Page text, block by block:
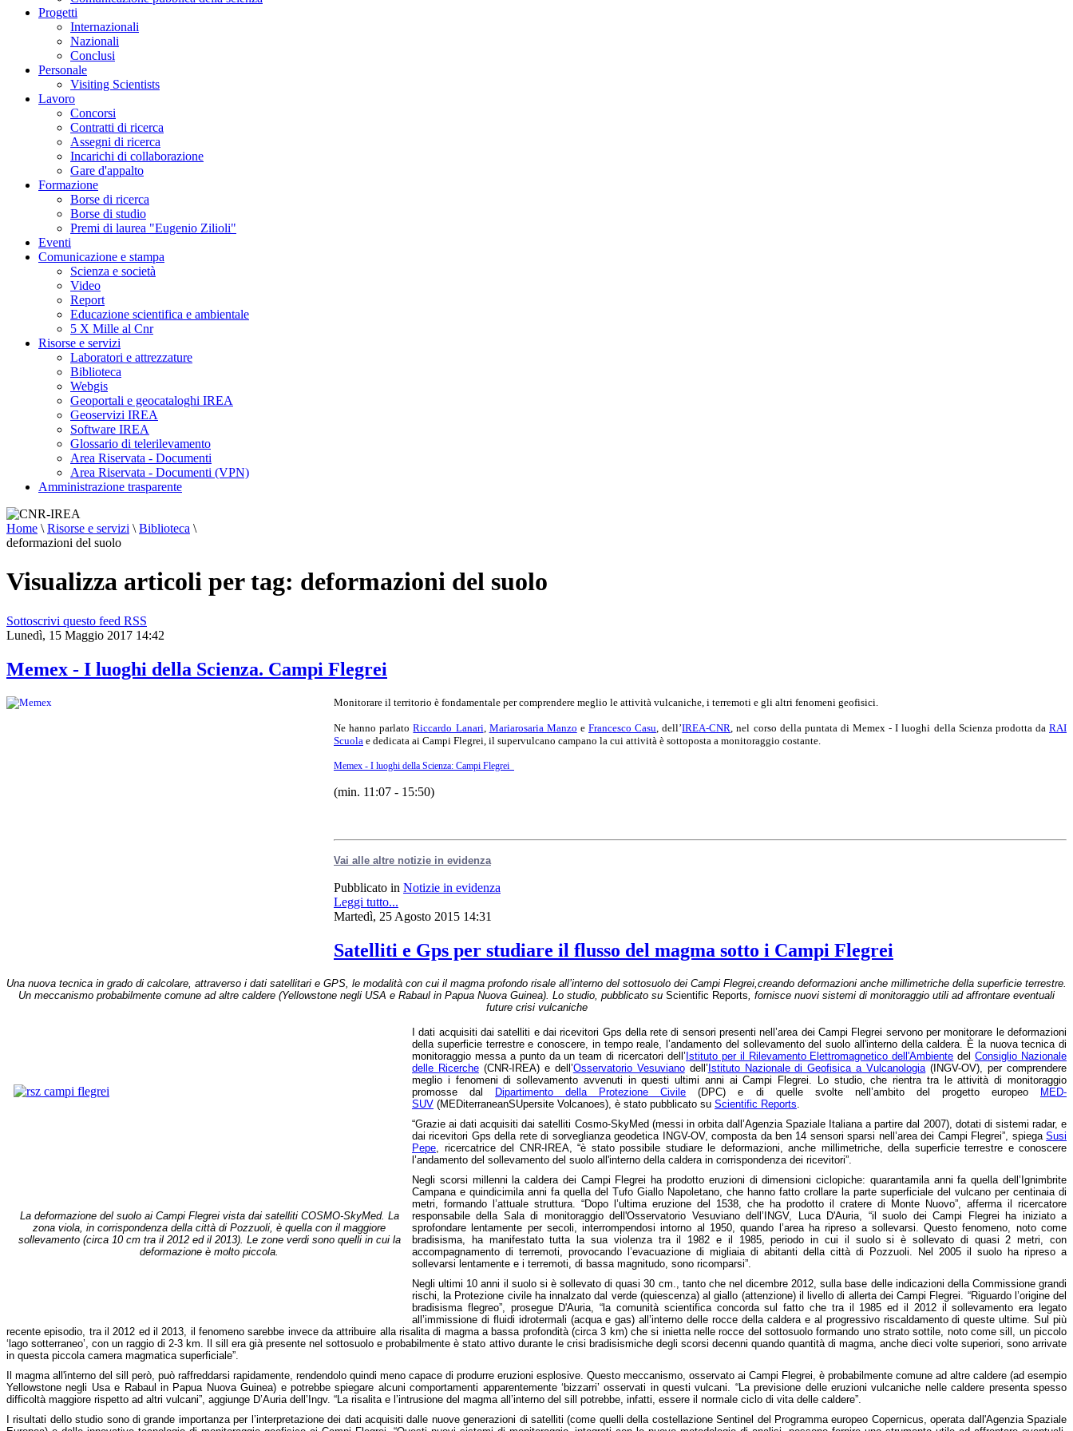
Progetti
Internazionali
Nazionali
Conclusi
Personale
Visiting Scientists
Lavoro
Concorsi
Contratti di ricerca
Assegni di ricerca
Incarichi di collaborazione
Gare d'appalto
Formazione
Borse di ricerca
Borse di studio
Premi di laurea "Eugenio Zilioli"
Eventi
Comunicazione e stampa
Scienza e società
Video
Report
Educazione scientifica e ambientale
5 X Mille al Cnr
Risorse e servizi
Laboratori e attrezzature
Biblioteca
Webgis
Geoportali e geocataloghi IREA
Geoservizi IREA
Software IREA
Glossario di telerilevamento
Area Riservata - Documenti
Area Riservata - Documenti (VPN)
Amministrazione trasparente
Home \ Risorse e servizi \ Biblioteca \
deformazioni del suolo
Visualizza articoli per tag: deformazioni del suolo
Sottoscrivi questo feed RSS
Lunedì, 15 Maggio 2017 14:42
Memex - I luoghi della Scienza. Campi Flegrei
Monitorare il territorio è fondamentale per comprendere meglio le attività vulcaniche, i terremoti e gli altri fenomeni geofisici.
Ne hanno parlatoRiccardo Lanari Mariarosaria Manzo e Francesco Casu , dell’IREA-CNR , nel corso della puntata di Memex - I luoghi della Scienza prodotta da RAI
Scuola e dedicata ai Campi Flegrei, il supervulcano campano la cui attività è sottoposta a monitoraggio costante.
Memex - I luoghi della Scienza: Campi Flegrei
(min. 11:07 - 15:50)
Vai alle altre notizie in evidenza
Pubblicato in Notizie in evidenza
Leggi tutto...
Martedì, 25 Agosto 2015 14:31
Satelliti e Gps per studiare il flusso del magma sotto i Campi Flegrei
Una nuova tecnica in grado di calcolare, attraverso i dati satellitari e GPS, le modalità con cui il magma profondo risale all’interno del sottosuolo dei Campi Flegrei,creando deformazioni anche millimetriche della superficie terrestre.
Un meccanismo probabilmente comune ad altre caldere (Yellowstone negli USA e Rabaul in Papua Nuova Guinea). Lo studio, pubblicato su Scientific Reports , fornisce nuovi sistemi di monitoraggio utili ad affrontare eventuali
future crisi vulcaniche
La deformazione del suolo ai Campi Flegrei vista dai satelliti COSMO-SkyMed. La
zona viola, in corrispondenza della città di Pozzuoli, è quella con il maggiore
sollevamento (circa 10 cm tra il 2012 ed il 2013). Le zone verdi sono quelli in cui la
deformazione è molto piccola.
I dati acquisiti dai satelliti e dai ricevitori Gps della rete di sensori presenti nell’area dei Campi Flegrei servono per monitorare le deformazioni
della superficie terrestre e conoscere, in tempo reale, l’andamento del sollevamento del suolo all'interno della caldera. È la nuova tecnica di
monitoraggio messa a punto da un team di ricercatori dell’Istituto per il Rilevamento Elettromagnetico dell'Ambiente delConsiglio Nazionale
delle Ricerche(CNR-IREA) e dell’Osservatorio Vesuvianodell’Istituto Nazionale di Geofisica a Vulcanologia (INGV-OV), per comprendere
meglio i fenomeni di sollevamento avvenuti in questi ultimi anni ai Campi Flegrei. Lo studio, che rientra tra le attività di monitoraggio
promosse dal Dipartimento della Protezione Civile (DPC) e di quelle svolte nell’ambito del progetto europeo MED-
SUV (MEDiterraneanSUpersite Volcanoes), è stato pubblicato su Scientific Reports
“Grazie ai dati acquisiti dai satelliti Cosmo-SkyMed (messi in orbita dall’Agenzia Spaziale Italiana a partire dal 2007), dotati di sistemi radar, e
dai ricevitori Gps della rete di sorveglianza geodetica INGV-OV, composta da ben 14 sensori sparsi nell’area dei Campi Flegrei”, spiega Susi
Pepe , ricercatrice del CNR-IREA, “è stato possibile studiare le deformazioni, anche millimetriche, della superficie terrestre e conoscere
l’andamento del sollevamento del suolo all'interno della caldera in corrispondenza dei ricevitori”.
Negli scorsi millenni la caldera dei Campi Flegrei ha prodotto eruzioni di dimensioni ciclopiche: quarantamila anni fa quella dell’Ignimbrite
Campana e quindicimila anni fa quella del Tufo Giallo Napoletano, che hanno fatto crollare la parte superficiale del vulcano per centinaia di
metri, formando l’attuale struttura. “Dopo l’ultima eruzione del 1538, che ha prodotto il cratere di Monte Nuovo”, afferma il ricercatore
responsabile della Sala di monitoraggio dell'Osservatorio Vesuviano dell’INGV, Luca D'Auria, “il suolo dei Campi Flegrei ha iniziato a
sprofondare lentamente per secoli, interrompendosi intorno al 1950, quando l’area ha ripreso a sollevarsi. Questo fenomeno, noto come
bradisisma, ha manifestato tutta la sua violenza tra il 1982 e il 1985, periodo in cui il suolo si è sollevato di quasi 2 metri, con
accompagnamento di terremoti, provocando l’evacuazione di migliaia di abitanti della città di Pozzuoli. Nel 2005 il suolo ha ripreso a
sollevarsi lentamente e i terremoti, di bassa magnitudo, sono ricomparsi”.
Negli ultimi 10 anni il suolo si è sollevato di quasi 30 cm., tanto che nel dicembre 2012, sulla base delle indicazioni della Commissione grandi
rischi, la Protezione civile ha innalzato dal verde (quiescenza) al giallo (attenzione) il livello di allerta dei Campi Flegrei. “Riguardo l’origine del
bradisisma flegreo”, prosegue D'Auria, “la comunità scientifica concorda sul fatto che tra il 1985 ed il 2012 il sollevamento era legato
all’immissione di fluidi idrotermali (acqua e gas) all’interno delle rocce della caldera e al progressivo riscaldamento di queste ultime. Sul più
recente episodio, tra il 2012 ed il 2013, il fenomeno sarebbe invece da attribuire alla risalita di magma a bassa profondità (circa 3 km) che si inietta nelle rocce del sottosuolo formando uno strato sottile, noto come sill, un piccolo
‘lago sotterraneo’, con un raggio di 2-3 km. Il sill era già presente nel sottosuolo e probabilmente è stato attivo durante le crisi bradisismiche degli scorsi decenni quando quantità di magma, anche dieci volte superiori, sono arrivate
in questa piccola camera magmatica superficiale”.
Il magma all'interno del sill però, può raffreddarsi rapidamente, rendendolo quindi meno capace di produrre eruzioni esplosive. Questo meccanismo, osservato ai Campi Flegrei, è probabilmente comune ad altre caldere (ad esempio
Yellowstone negli Usa e Rabaul in Papua Nuova Guinea) e potrebbe spiegare alcuni comportamenti apparentemente ‘bizzarri’ osservati in questi vulcani. “La previsione delle eruzioni vulcaniche nelle caldere presenta spesso
difficoltà maggiore rispetto ad altri vulcani”, aggiunge D’Auria dell’Ingv. “La risalita e l’intrusione del magma all’interno del sill potrebbe, infatti, essere il normale ciclo di vita delle caldere”.
I risultati dello studio sono di grande importanza per l’interpretazione dei dati acquisiti dalle nuove generazioni di satelliti (come quelli della costellazione Sentinel del Programma europeo Copernicus, operata dall'Agenzia Spaziale